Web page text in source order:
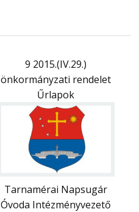
9 2015.(IV.29.)
önkormányzati rendelet
Űrlapok
Tarnamérai Napsugár
Óvoda Intézményvezető